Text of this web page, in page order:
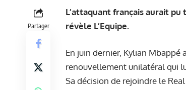
Partager
L’attaquant français aurait
révèle L’Equipe.
En juin dernier, Kylian
renouvellement unilatéral qui
Sa décision de rejoindre le